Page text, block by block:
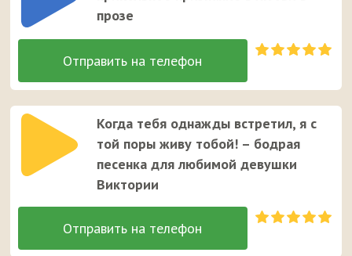
прозе
Когда тебя однажды встретил, я с
той поры живу тобой! – бодрая
песенка для любимой девушки
Виктории